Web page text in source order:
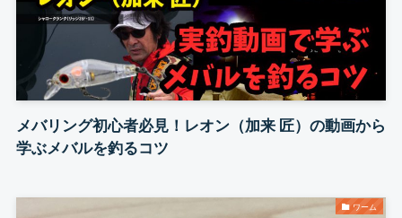
メバリング初心者必見！レオン（加来 匠）の動画から
学ぶメバルを釣るコツ
ワーム